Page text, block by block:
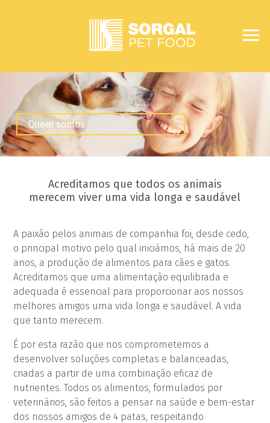
Acreditamos que todos os animais
merecem viver uma vida longa e saudável
A paixão pelos animais de companhia foi, desde cedo,
o principal motivo pelo qual iniciámos, há mais de 20
anos, a produção de alimentos para cães e gatos.
Acreditamos que uma alimentação equilibrada e
adequada é essencial para proporcionar aos nossos
melhores amigos uma vida longa e saudável. A vida
que tanto merecem.
É por esta razão que nos comprometemos a
desenvolver soluções completas e balanceadas,
criadas a partir de uma combinação eficaz de
nutrientes. Todos os alimentos, formulados por
veterinários, são feitos a pensar na saúde e bem-estar
dos nossos amigos de 4 patas, respeitando